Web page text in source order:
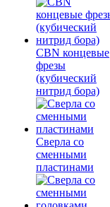
CBN концевые
фрезы
(кубический
нитрид бора)
Сверла со
сменными
пластинами